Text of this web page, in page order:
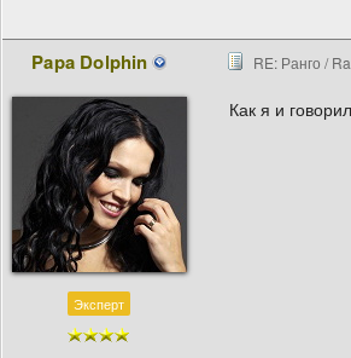
Papa Dolphin
Эксперт
RE: Ранго /
Как я и